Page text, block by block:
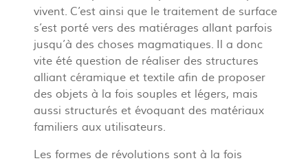
vivent. C’est ainsi que le traitement de surface
s’est porté vers des matiérages allant parfois
jusqu’à des choses magmatiques. Il a donc
vite été question de réaliser des structures
alliant céramique et textile afin de proposer
des objets à la fois souples et légers, mais
aussi structurés et évoquant des matériaux
familiers aux utilisateurs.
Les formes de révolutions sont à la fois